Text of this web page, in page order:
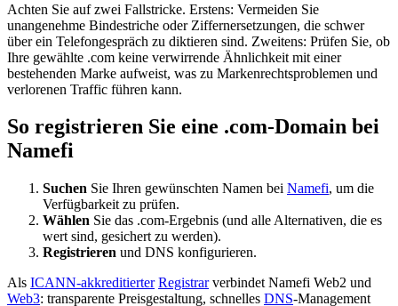
Achten Sie auf zwei Fallstricke. Erstens: Vermeiden Sie
unangenehme Bindestriche oder Ziffernersetzungen, die schwer
über ein Telefongespräch zu diktieren sind. Zweitens: Prüfen Sie, ob
Ihre gewählte .com keine verwirrende Ähnlichkeit mit einer
bestehenden Marke aufweist, was zu Markenrechtsproblemen und
verlorenen Traffic führen kann.
So registrieren Sie eine .com-Domain bei
Namefi
Suchen Sie Ihren gewünschten Namen bei Namefi, um die
Verfügbarkeit zu prüfen.
Wählen Sie das .com-Ergebnis (und alle Alternativen, die es
wert sind, gesichert zu werden).
Registrieren und DNS konfigurieren.
Als ICANN-akkreditierter Registrarverbindet Namefi Web2 und
Web3: transparente Preisgestaltung, schnelles DNS-Management